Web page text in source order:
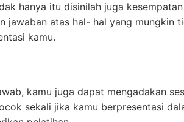
hanya itu disinilah juga
jawaban atas hal- hal yang mungkin
kamu.
kamu juga dapat mengadakan
sekali jika kamu berpresentasi